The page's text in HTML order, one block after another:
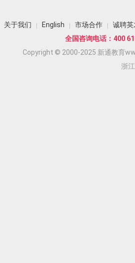
关于我们 English 市场合作
诚聘英
全国咨询电话：400
Copyright © 2000-2025 新通教育
浙